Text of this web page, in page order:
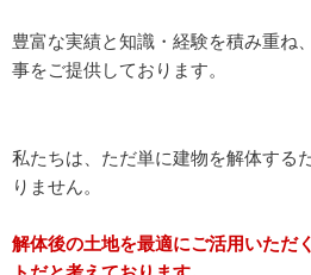
豊富な実績と知識・経験を積み重ね
事をご提供しております。
私たちは、ただ単に建物を解体する
りません。
解体後の土地を最適にご活用いただ